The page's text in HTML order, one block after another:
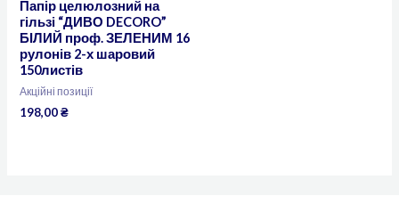
Папір целюлозний на
гільзі “ДИВО DECORO”
БІЛИЙ проф. ЗЕЛЕНИМ 16
рулонів 2-х шаровий
150листів
Акційні позиції
198,00₴